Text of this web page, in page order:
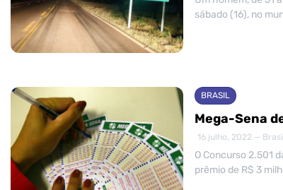
sábado (16), no
BRASIL
Mega-Sena
16 julho, 2022 —
O Concurso 2.501
prêmio de R$ 3